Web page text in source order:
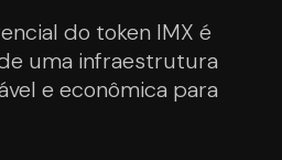
do token IMX é
uma infraestrutura
e econômica para